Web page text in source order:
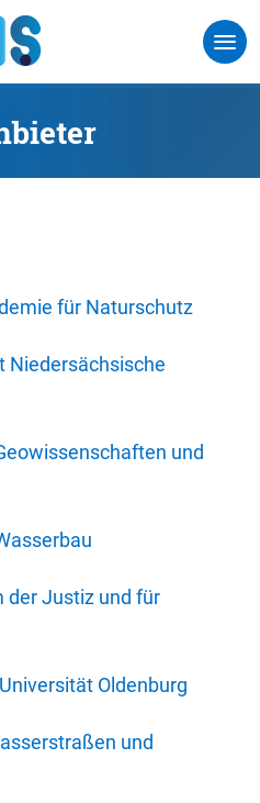
für Naturschutz
Niedersächsische
und
der Justiz und für
Oldenburg
und